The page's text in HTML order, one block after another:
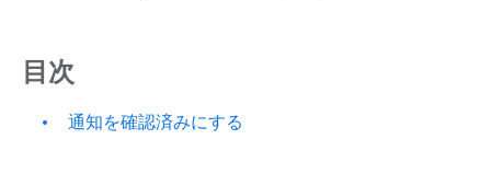
目次
通知を確認済みにする